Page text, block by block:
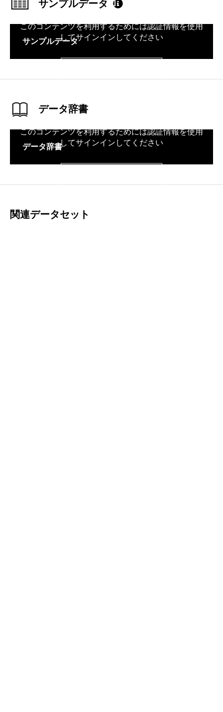
サンプルデータ
サンプルデータ
このコンテンツを利用するためには認証情報を使用
してサインインしてください
データ辞書
データ辞書
このコンテンツを利用するためには認証情報を使用
してサインインしてください
関連データセット